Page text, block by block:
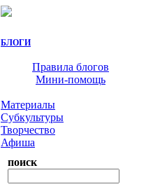
БЛОГИ
Правила блогов
Мини-помощь
Материалы
Субкультуры
Творчество
Афиша
поиск